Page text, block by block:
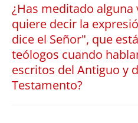
¿Has meditado alguna
quiere decir la
dice el Señor", que
teólogos cuando
escritos del Antiguo y
Testamento?